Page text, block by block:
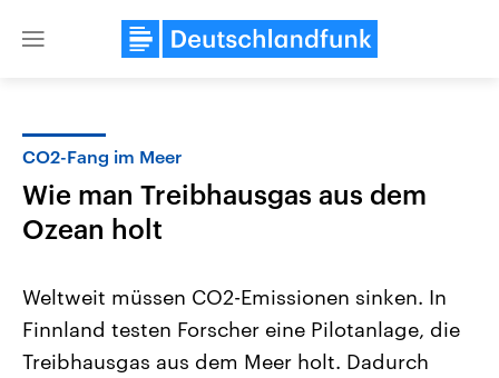
Close
CO2-Fang im Meer
Wie man Treibhausgas aus dem
Ozean holt
Weltweit müssen CO2-Emissionen sinken. In
Finnland testen Forscher eine Pilotanlage, die
Treibhausgas aus dem Meer holt. Dadurch